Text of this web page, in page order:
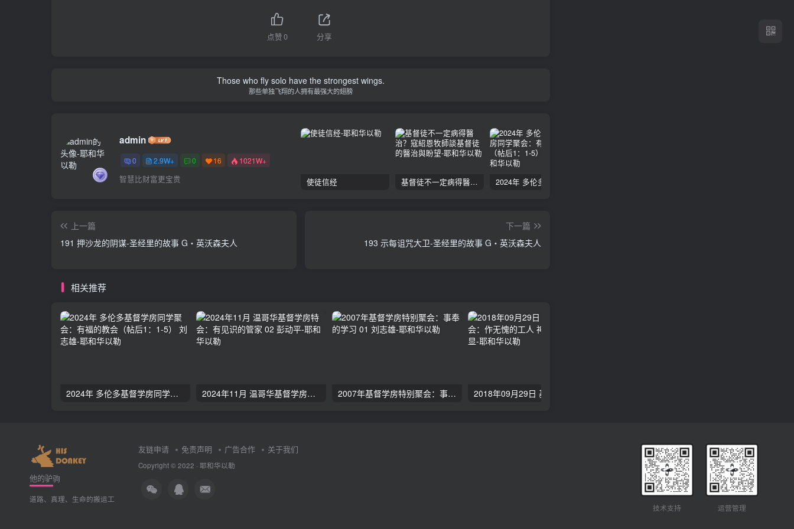
点赞0 分享
Those who fly solo have the strongest wings.
那些单独飞翔的人拥有最强大的翅膀
admin
0 2.9W+ 0 16 1021W+
智慧比财富更宝贵 使徒信经 基督徒不一定病得醫治？寇紹恩牧師談基督徒的醫治與盼望
上一篇
191 押沙龙的阴谋-圣经里的故事 G‧英沃森夫人
下一篇
193 示每诅咒大卫-圣经里的故事 G‧英沃森夫人
相关推荐
2024年 多伦多基督学房同学聚会：有福的教会（帖后1：1-5） 刘志雄 2024年11月 温哥华基督学房特会：有见识的管家 02 彭动平 2007年基督学房特别聚会：事奉的学习 01 刘志雄
他的驴驹
道路、真理、生命的搬运工
友链申请 免责声明 广告合作 关于我们
Copyright © 2022 · 耶和华以勒
技术支持 运营管理